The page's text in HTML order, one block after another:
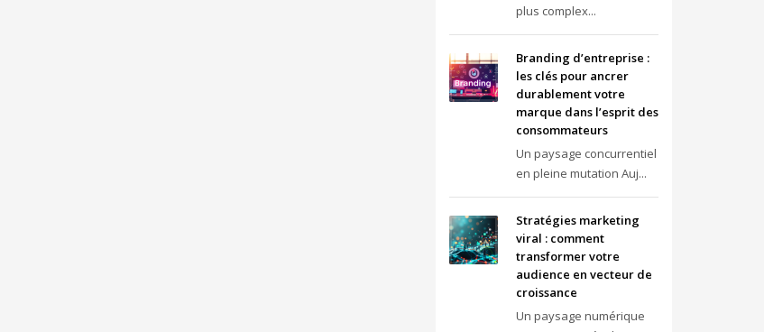
plus complex...
Branding d’entreprise :
les clés pour ancrer
durablement votre
marque dans l’esprit des
consommateurs
Un paysage concurrentiel
en pleine mutation Auj...
Stratégies marketing
viral : comment
transformer votre
audience en vecteur de
croissance
Un paysage numérique